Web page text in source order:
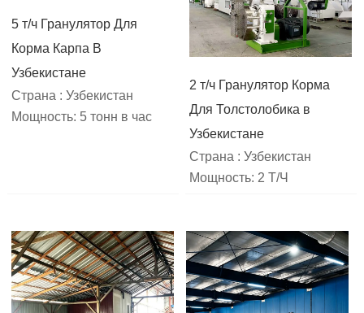
5 т/ч Гранулятор Для
Корма Карпа В
Узбекистане
Страна : Узбекистан
Мощность: 5 тонн в час
2 т/ч Гранулятор Корма
Для Толстолобика в
Узбекистане
Страна : Узбекистан
Мощность: 2 Т/Ч